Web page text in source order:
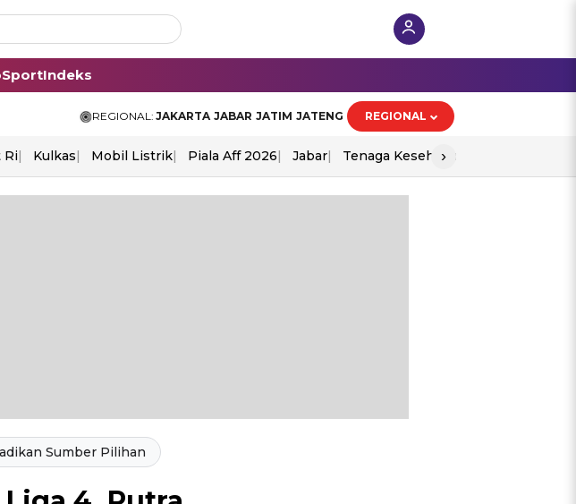
SportIndeks
REGIONAL: JAKARTA JABAR JATIM JATENG REGIONAL
Ri Kulkas Mobil Listrik Piala Aff 2026 Jabar Tenaga Kesehatan
›
Sumber Pilihan